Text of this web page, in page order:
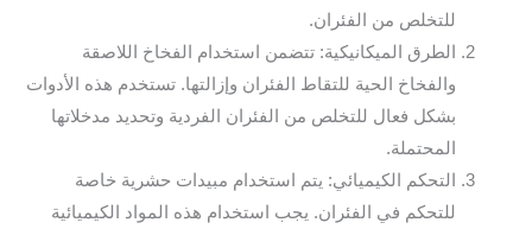
للتخلص من الفئران.
الطرق الميكانيكية: تتضمن استخدام الفخاخ اللاصقة
والفخاخ الحية للتقاط الفئران وإزالتها. تستخدم هذه الأدوات
بشكل فعال للتخلص من الفئران الفردية وتحديد مدخلاتها
المحتملة.
التحكم الكيميائي: يتم استخدام مبيدات حشرية خاصة
للتحكم في الفئران. يجب استخدام هذه المواد الكيميائية